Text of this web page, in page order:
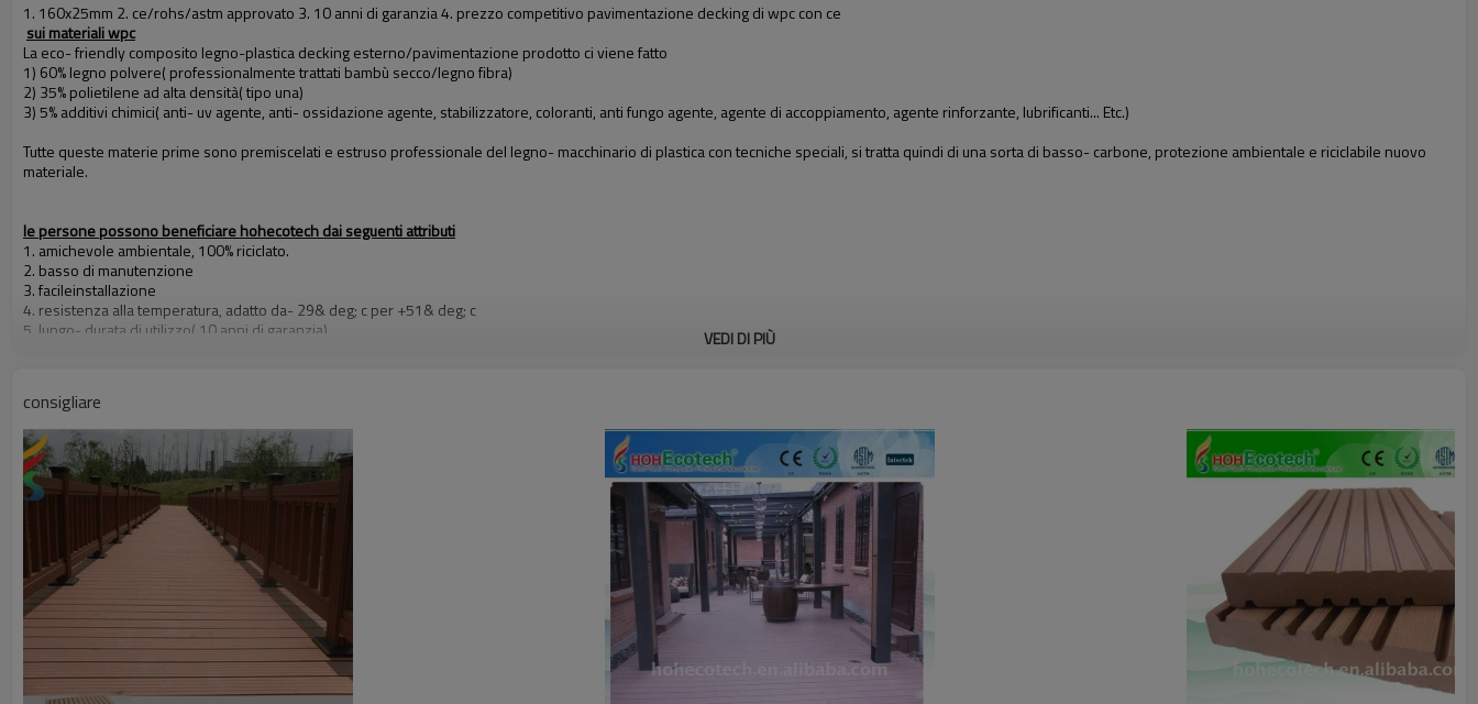
1. 160x25mm 2. ce/rohs/astm approvato 3. 10 anni di garanzia 4. prezzo competitivo pavimentazione decking di wpc con ce
sui materiali wpc
La eco- friendly composito legno-plastica decking esterno/pavimentazione prodotto ci viene fatto
1) 60% legno polvere( professionalmente trattati bambù secco/legno fibra)
2) 35% polietilene ad alta densità( tipo una)
3) 5% additivi chimici( anti- uv agente, anti- ossidazione agente, stabilizzatore, coloranti, anti fungo agente, agente di accoppiamento, agente rinforzante, lubrificanti... Etc.)
Tutte queste materie prime sono premiscelati e estruso professionale del legno- macchinario di plastica con tecniche speciali, si tratta quindi di una sorta di basso- carbone, protezione ambientale e riciclabile nuovo
materiale.
le persone possono beneficiare hohecotech dai seguenti attributi
1. amichevole ambientale, 100% riciclato.
2. basso di manutenzione
3. facileinstallazione
4. resistenza alla temperatura, adatto da- 29& deg; c per +51& deg; c
5. lungo- durata di utilizzo( 10 anni di garanzia)
9. look elegante
10. Anche, stabilità dimensionale
decking composito per balcone
certificati
Ce, rohs,iso9001,iso14001,intertek test di relazione con astm
il colore
Cedro, marrone rame, legno, legno di sandalo, caffè, grigio, grigio scuro
pacchetto
VEDI DI PIÙ
consigliare